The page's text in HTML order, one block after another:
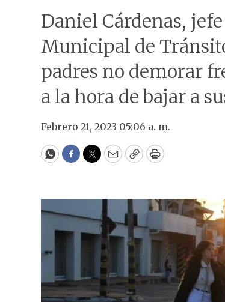
Daniel Cárdenas,
Municipal de
padres no demorar
a la hora de bajar a
Febrero 21, 2023 05:06 a. m.
WhatsApp
Facebook
Twitter
EmailCopyPrint